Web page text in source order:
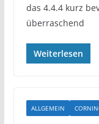
das 4.4.4 kurz
überraschend
Weiterlesen
ALLGEMEIN